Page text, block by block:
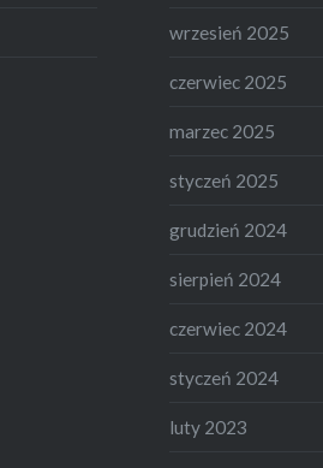
wrzesień 2025
czerwiec 2025
marzec 2025
styczeń 2025
grudzień 2024
sierpień 2024
czerwiec 2024
styczeń 2024
luty 2023